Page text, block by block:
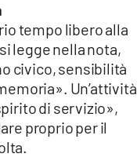
tempo libero alla
legge nella nota,
civico, sensibilità
Un’attività
di servizio»,
proprio per il